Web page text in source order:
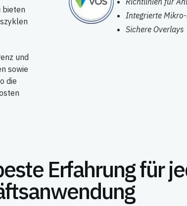
bieten
und
sowie
die
Integrierte
Sichere Overlays
Erfahrung für